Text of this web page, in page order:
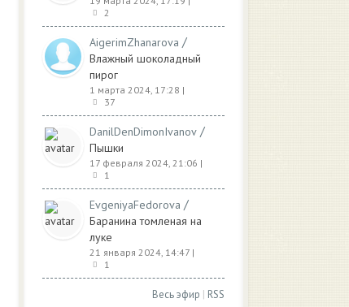
2
AigerimZhanarova /
Влажный шоколадный
пирог
1 марта 2024, 17:28 |
37
DanilDenDimonIvanov /
Пышки
17 февраля 2024, 21:06 |
1
EvgeniyaFedorova /
Баранина томленая на
луке
21 января 2024, 14:47 |
1
Весь эфир | RSS